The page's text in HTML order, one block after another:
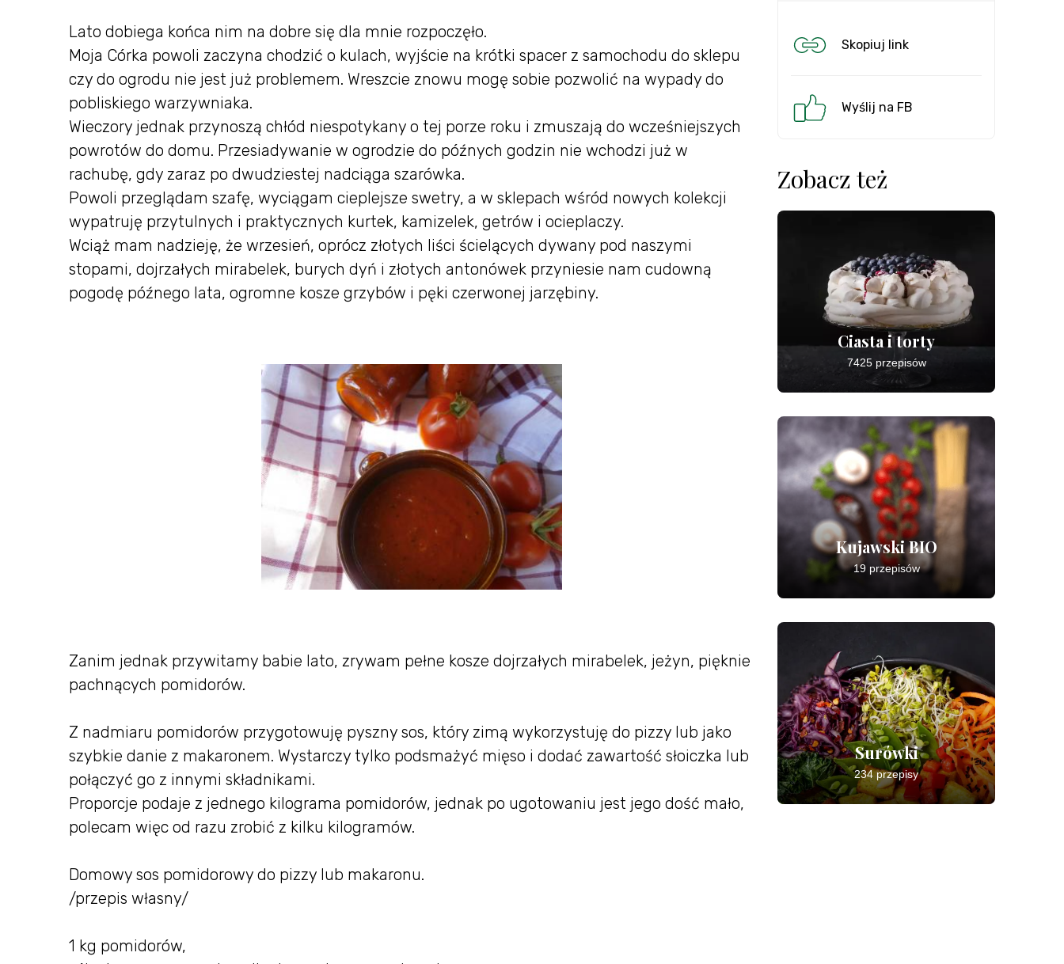
Lato dobiega końca nim na dobre się dla mnie rozpoczęło.
Moja Córka powoli zaczyna chodzić o kulach, wyjście na krótki spacer z samochodu do sklepu
czy do ogrodu nie jest już problemem. Wreszcie znowu mogę sobie pozwolić na wypady do
pobliskiego warzywniaka.
Wieczory jednak przynoszą chłód niespotykany o tej porze roku i zmuszają do wcześniejszych
powrotów do domu. Przesiadywanie w ogrodzie do późnych godzin nie wchodzi już w
rachubę, gdy zaraz po dwudziestej nadciąga szarówka.
Powoli przeglądam szafę, wyciągam cieplejsze swetry, a w sklepach wśród nowych kolekcji
wypatruję przytulnych i praktycznych kurtek, kamizelek, getrów i ocieplaczy.
Wciąż mam nadzieję, że wrzesień, oprócz złotych liści ścielących dywany pod naszymi
stopami, dojrzałych mirabelek, burych dyń i złotych antonówek przyniesie nam cudowną
pogodę późnego lata, ogromne kosze grzybów i pęki czerwonej jarzębiny.
Zanim jednak przywitamy babie lato, zrywam pełne kosze dojrzałych mirabelek, jeżyn, pięknie
pachnących pomidorów.
Z nadmiaru pomidorów przygotowuję pyszny sos, który zimą wykorzystuję do pizzy lub jako
szybkie danie z makaronem. Wystarczy tylko podsmażyć mięso i dodać zawartość słoiczka lub
połączyć go z innymi składnikami.
Proporcje podaje z jednego kilograma pomidorów, jednak po ugotowaniu jest jego dość mało,
polecam więc od razu zrobić z kilku kilogramów.
Domowy sos pomidorowy do pizzy lub makaronu.
/przepis własny/
1 kg pomidorów,
Skopiuj link
Wyślij na FB
Zobacz też
Ciasta i torty
7425 przepisów
Kujawski BIO
19 przepisów
Surówki
234 przepisy